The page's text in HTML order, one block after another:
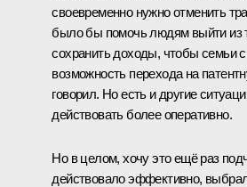
своевременно нужно отменить
было бы помочь людям выйти из
сохранить доходы, чтобы семьи
возможность перехода на
говорил. Но есть и другие
действовать более оперативно.
Но в целом, хочу это ещё раз
действовало эффективно,